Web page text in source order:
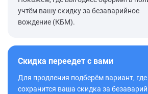
учтём вашу скидку за безаварийное
вождение (КБМ).
Скидка переедет с вами
Для продления подберём вариант, где
сохранится ваша скидка за